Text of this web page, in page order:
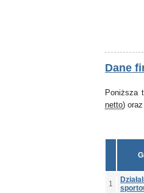
Dane
Poniższa
netto)
1